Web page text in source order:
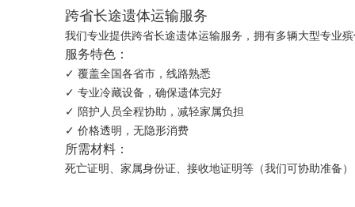
跨省长途遗体运输服务
我们专业提供跨省长途遗体运输服务，拥有多辆大型专业
服务特色：
✓ 覆盖全国各省市，线路熟悉
✓ 专业冷藏设备，确保遗体完好
✓ 陪护人员全程协助，减轻家属负担
✓ 价格透明，无隐形消费
所需材料：
死亡证明、家属身份证、接收地证明等（我们可协助准备）